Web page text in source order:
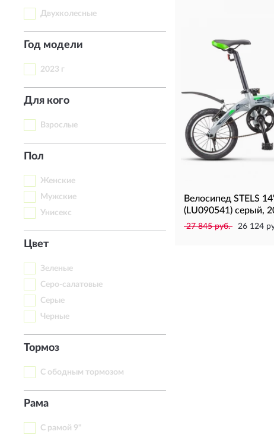
Двухколесные
Год модели
2023 г
Для кого
Взрослые
Пол
Женские
Мужские
Унисекс
Цвет
Зеленые
Серо-салатовые
Серые
Черные
Тормоз
С ободным тормозом
Рама
С рамой 9"
Велосипед STELS
(LU090541) серый,
27 845 руб. 26 124